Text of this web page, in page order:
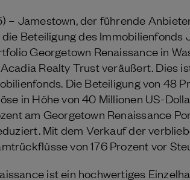
– Jamestown, der führende
Beteiligung des Immobilienfonds
Georgetown Renaissance in
Realty Trust veräußert. Dies
Die Beteiligung von 48
in Höhe von 40 Millionen US-
am Georgetown Renaissance
Mit dem Verkauf der
von 176 Prozent vor
ist ein hochwertiges